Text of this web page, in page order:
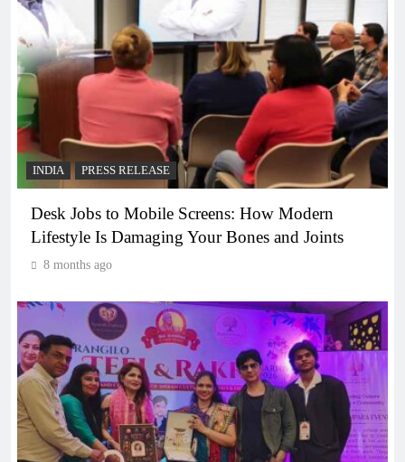
INDIA PRESS RELEASE
Desk Jobs to Mobile Screens: How Modern
Lifestyle Is Damaging Your Bones and Joints
8 months ago